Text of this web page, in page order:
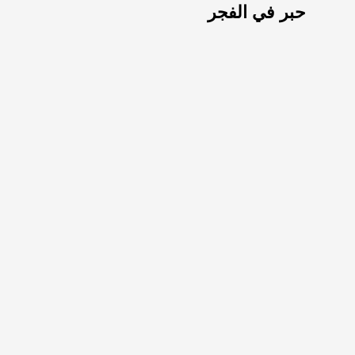
حبر في الفجر